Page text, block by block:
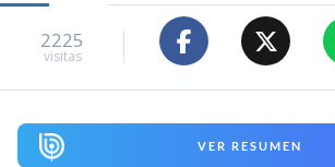
2225
visitas
VER RESUMEN